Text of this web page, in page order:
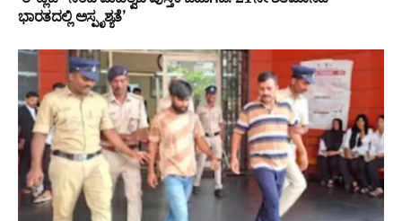
ಭಾರತದಲ್ಲಿ ಅಸ್ಪೃಶ್ಯತೆ’